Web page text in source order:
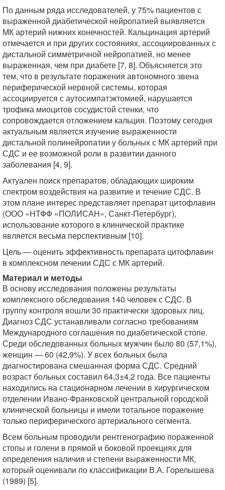
По данным ряда исследователей, у 75% пациентов с
выраженной диабетической нейропатией выявляется
МК артерий нижних конечностей. Кальцинация артерий
отмечается и при других состояниях, ассоциированных с
дистальной симметричной нейропатией, но менее
выраженная, чем при диабете [7, 8]. Объясняется это
тем, что в результате поражения автономного звена
периферической нервной системы, которая
ассоциируется с аутосимпатэктомией, нарушается
трофика миоцитов сосудистой стенки, что
сопровождается отложением кальция. Поэтому сегодня
актуальным является изучение выраженности
дистальной полинейропатии у больных с МК артерий при
СДС и ее возможной роли в развитии данного
заболевания [4, 9].
Актуален поиск препаратов, обладающих широким
спектром воздействия на развитие и течение СДС. В
этом плане интерес представляет препарат цитофлавин
(ООО «НТФФ «ПОЛИСАН», Санкт-Петербург),
использование которого в клинической практике
является весьма перспективным [10].
Цель — оценить эффективность препарата цитофлавин
в комплексном лечении СДС с МК артерий.
Материал и методы
В основу исследования положены результаты
комплексного обследования 140 человек с СДС. В
группу контроля вошли 30 практически здоровых лиц.
Диагноз СДС устанавливали согласно требованиям
Международного соглашения по диабетической стопе.
Среди обследованных больных мужчин было 80 (57,1%),
женщин — 60 (42,9%). У всех больных была
диагностирована смешанная форма СДС. Средний
возраст больных составил 64,3±4,2 года. Все пациенты
находились на стационарном лечении в хирургическом
отделении Ивано-Франковской центральной городской
клинической больницы и имели тотальное поражение
только периферического артериального сегмента.
Всем больным проводили рентгенографию пораженной
стопы и голени в прямой и боковой проекциях для
определения наличия и степени выраженности МК,
который оценивали по классификации В.А. Горелышева
(1989) [5].